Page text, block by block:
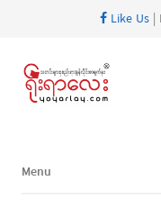
Like Us|
Menu
Menu